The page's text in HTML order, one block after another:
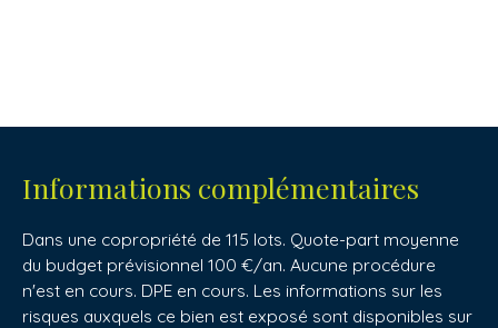
Informations complémentaires
Dans une copropriété de 115 lots. Quote-part moyenne
du budget prévisionnel 100 €/an. Aucune procédure
n'est en cours. DPE en cours. Les informations sur les
risques auxquels ce bien est exposé sont disponibles sur